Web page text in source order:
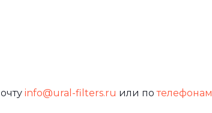
info@ural-filters.ru или потелефонам